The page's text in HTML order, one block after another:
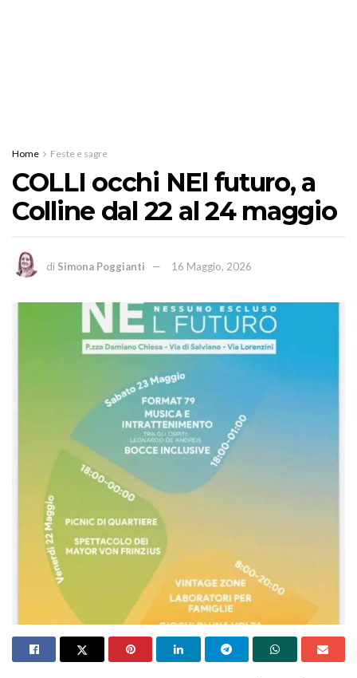
Home Feste e sagre
COLLI occhi NEl futuro, a
Colline dal 22 al 24 maggio
di Simona Poggianti 16 Maggio, 2026